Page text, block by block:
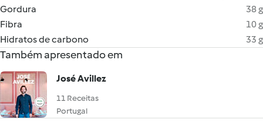
Gordura
38 g
Fibra
10 g
Hidratos de carbono
33 g
Também apresentado em
José Avillez
11 Receitas
Portugal